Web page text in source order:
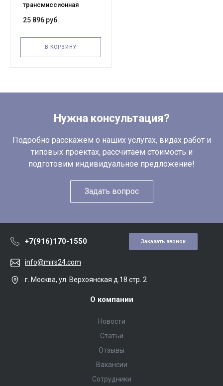
трансмиссионная
0,5T 850-1755MM LT-
25 896 руб.
В КОРЗИНУ
Нужна консультация?
Подробно расскажем о наших услугах, видах работ и
типовых проектах, рассчитаем стоимость и
подготовим индивидуальное предложение!
Задать вопрос
+7(916)170-1550 Заказать звонок
info@mirs24.com
г. Москва, ул. Верхоянская д.18 стр. 2
О компании
Новости
Статьи
Отзывы
Вакансии
Сотрудники